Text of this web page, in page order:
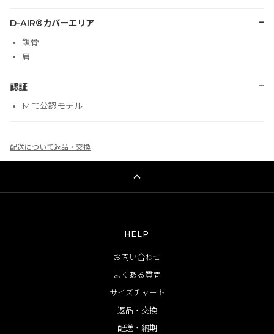
D-AIR®カバーエリア −
鎖骨
肩
認証 −
MFJ公認モデル
配送について返品・交換
HELP
お問い合わせ
よくある質問
サイズチャート
返品・交換
配送・納期